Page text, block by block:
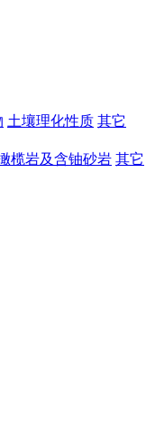
土壤理化性质 其它
榄岩及含铀砂岩 其它